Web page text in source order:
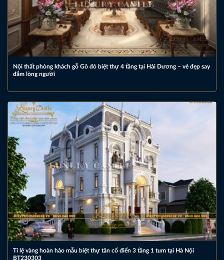
Nội thất phòng khách gỗ Gõ đỏ biệt thự 4 tầng tại Hải Dương – vẻ đẹp say
đắm lòng người
Tỉ lệ vàng hoàn hảo mẫu biệt thự tân cổ điển 3 tầng 1 tum tại Hà Nội
BT230303